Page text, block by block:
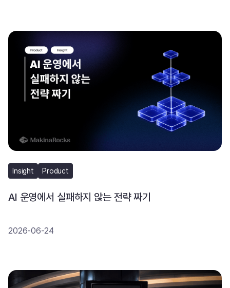
Insight Product
AI 운영에서 실패하지 않는 전략 짜기
2026-06-24